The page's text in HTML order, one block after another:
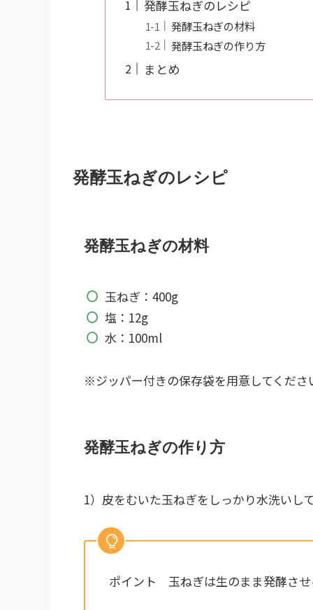
発酵玉ねぎのレシピ
発酵玉ねぎの材料
発酵玉ねぎの作り方
まとめ
発酵玉ねぎのレシピ
発酵玉ねぎの材料
玉ねぎ：400g
塩：12g
水：100ml
※ジッパー付きの保存袋を用意してくださ
発酵玉ねぎの作り方
1）皮をむいた玉ねぎをしっかり水洗いし
ポイント 玉ねぎは生のまま発酵さ